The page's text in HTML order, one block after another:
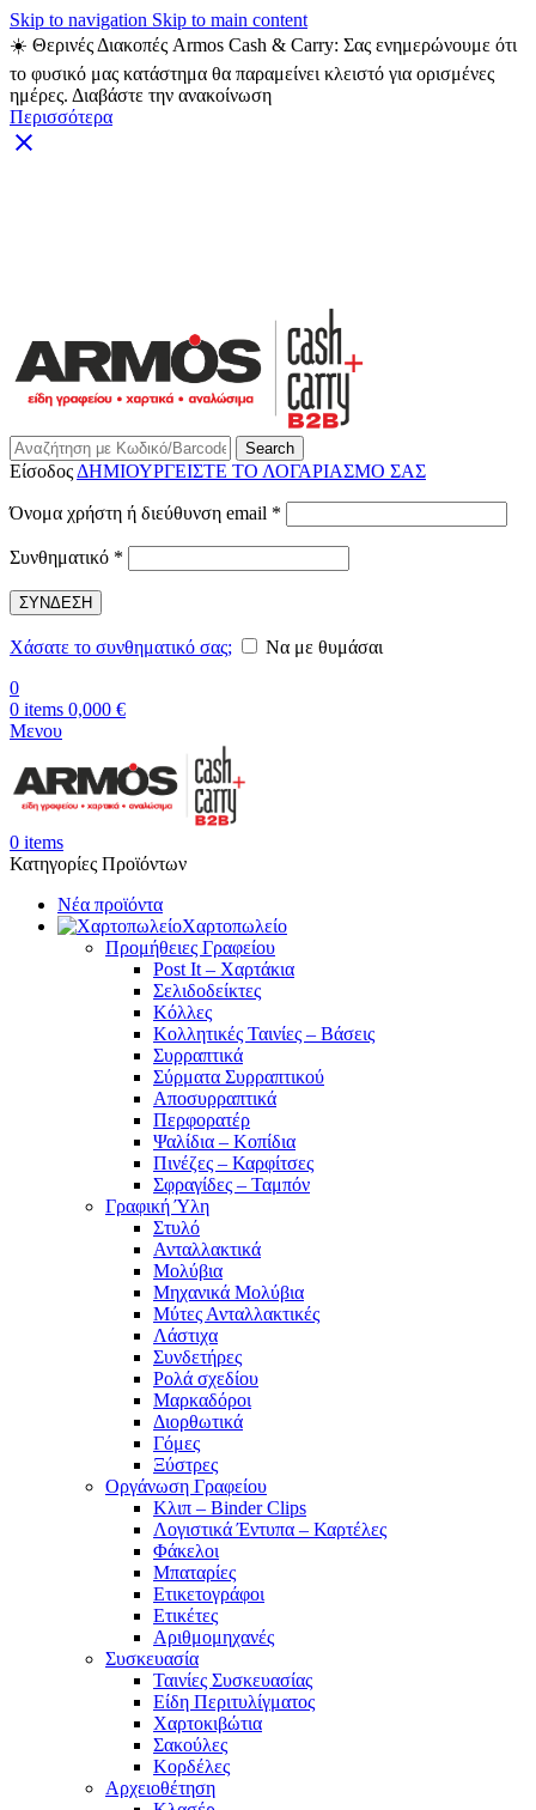
Skip to navigation Skip to main content
☀️ Θερινές Διακοπές Armos Cash & Carry: Σας ενημερώνουμε ότι
το φυσικό μας κατάστημα θα παραμείνει κλειστό για ορισμένες
ημέρες. Διαβάστε την ανακοίνωση
Περισσότερα
Search
Είσοδος ΔΗΜΙΟΥΡΓΕΙΣΤΕ ΤΟ ΛΟΓΑΡΙΑΣΜΟ ΣΑΣ
Όνομα χρήστη ή διεύθυνση email *
Συνθηματικό *
ΣΥΝΔΕΣΗ
Χάσατε το συνθηματικό σας;
Να με θυμάσαι
0
0 items 0,000 €
Μενου
0 items
Κατηγορίες Προϊόντων
Νέα προϊόντα
Χαρτοπωλείο
Προμήθειες Γραφείου
Post It – Χαρτάκια
Σελιδοδείκτες
Κόλλες
Κολλητικές Ταινίες – Βάσεις
Συρραπτικά
Σύρματα Συρραπτικού
Αποσυρραπτικά
Περφορατέρ
Ψαλίδια – Κοπίδια
Πινέζες – Καρφίτσες
Σφραγίδες – Ταμπόν
Γραφική Ύλη
Στυλό
Ανταλλακτικά
Μολύβια
Μηχανικά Μολύβια
Μύτες Ανταλλακτικές
Λάστιχα
Συνδετήρες
Ρολά σχεδίου
Μαρκαδόροι
Διορθωτικά
Γόμες
Ξύστρες
Οργάνωση Γραφείου
Κλιπ – Binder Clips
Λογιστικά Έντυπα – Καρτέλες
Φάκελοι
Μπαταρίες
Ετικετογράφοι
Ετικέτες
Αριθμομηχανές
Συσκευασία
Ταινίες Συσκευασίας
Είδη Περιτυλίγματος
Χαρτοκιβώτια
Σακούλες
Κορδέλες
Αρχειοθέτηση